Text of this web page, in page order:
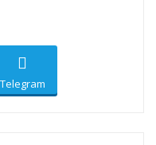
Telegram